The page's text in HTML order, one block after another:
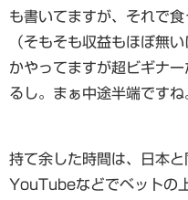
も書いてますが、それで
（そもそも収益もほぼ無
かやってますが超ビギナ
るし。まぁ中途半端ですね
持て余した時間は、日本
YouTubeなどでベットの